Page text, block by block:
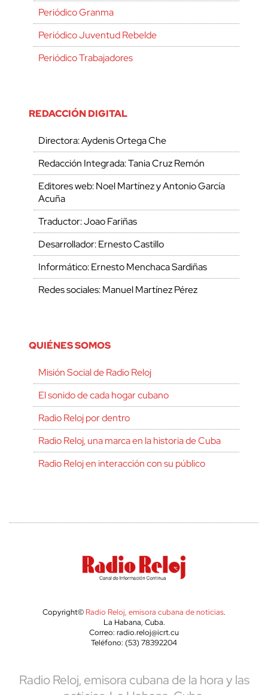
Periódico Granma
Periódico Juventud Rebelde
Periódico Trabajadores
REDACCIÓN DIGITAL
Directora: Aydenis Ortega Che
Redacción Integrada: Tania Cruz Remón
Editores web: Noel Martínez y Antonio García
Acuña
Traductor: Joao Fariñas
Desarrollador: Ernesto Castillo
Informático: Ernesto Menchaca Sardiñas
Redes sociales: Manuel Martínez Pérez
QUIÉNES SOMOS
Misión Social de Radio Reloj
El sonido de cada hogar cubano
Radio Reloj por dentro
Radio Reloj, una marca en la historia de Cuba
Radio Reloj en interacción con su público
Copyright© Radio Reloj, emisora cubana de noticias.
La Habana, Cuba.
Correo: radio.reloj@icrt.cu
Teléfono: (53) 78392204
Radio Reloj, emisora cubana de la hora y las